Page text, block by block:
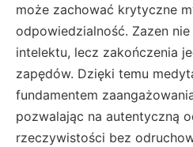
może zachować krytyczne
odpowiedzialność. Zazen
intelektu, lecz zakończenia
zapędów. Dzięki temu
fundamentem
pozwalając na autentyczną
rzeczywistości bez